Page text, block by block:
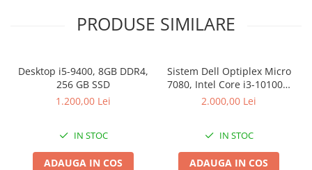
PRODUSE SIMILARE
Desktop i5-9400, 8GB DDR4,
256 GB SSD
1.200,00 Lei
IN STOC
ADAUGA IN COS
Sistem Dell Optiplex Micro
7080, Intel Core i3-10100T,
16 GB RAM, 512 GB SSD,
2.000,00 Lei
IN STOC
ADAUGA IN COS